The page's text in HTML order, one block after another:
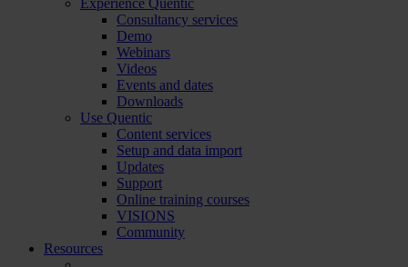
Consultancy services
Demo
Webinars
Videos
Events and dates
Downloads
Use Quentic
Content services
Setup and data import
Updates
Support
Online training courses
VISIONS
Community
Resources